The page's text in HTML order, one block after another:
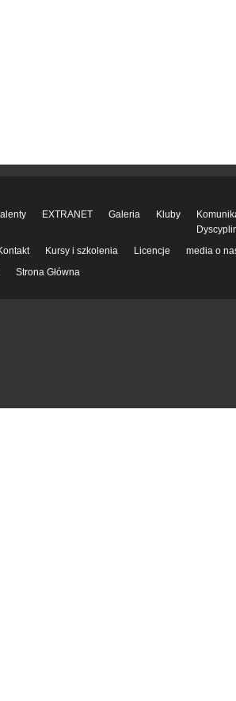
EXTRANET Galeria Kluby
Kursy i szkolenia Licencje media o
Strona Główna